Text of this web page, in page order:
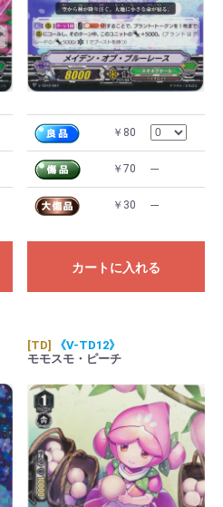
￥80
￥70 ---
￥30 ---
カートに入れる
[TD]
《V-TD12》
モモスモ・ピーチ